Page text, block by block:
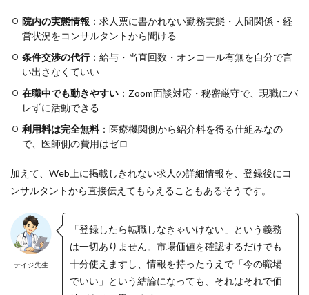
ト
が
医
療
機
関
へ
直
接
足
を
で
い
3.2
条
件
渉
院内の実態情報 ：求人票に書かれない勤務実態・人間関係・経
営状況をコンサルタントから聞ける
条件交渉の代行：給与・当直回数・オンコール有無を自分で言
い出さなくていい
在職中でも動きやすい ：Zoom面談対応・秘密厳守で、現職にバ
レずに活動できる
利用料は完全無料：医療機関側から紹介料を得る仕組みなの
で、医師側の費用はゼロ
加えて、Web上に掲載しきれない求人の詳細情報を、登録後にコ
ンサルタントから直接伝えてもらえることもあるそうです。
テイジ先生
「登録したら転職しなきゃいけない」という義務
は一切ありません。市場価値を確認するだけでも
十分使えますし、情報を持ったうえで「今の職場
でいい」という結論になっても、それはそれで価